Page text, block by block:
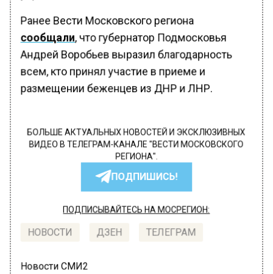
Ранее Вести Московского региона
сообщали, что губернатор Подмосковья
Андрей Воробьев выразил благодарность
всем, кто принял участие в приеме и
размещении беженцев из ДНР и ЛНР.
БОЛЬШЕ АКТУАЛЬНЫХ НОВОСТЕЙ И ЭКСКЛЮЗИВНЫХ
ВИДЕО В ТЕЛЕГРАМ-КАНАЛЕ "ВЕСТИ МОСКОВСКОГО
РЕГИОНА".
ПОДПИШИСЬ!
ПОДПИСЫВАЙТЕСЬ НА МОСРЕГИОН:
НОВОСТИ ДЗЕН ТЕЛЕГРАМ
Новости СМИ2